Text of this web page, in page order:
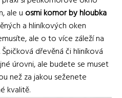
ale u osmi komor by hloubka
a hliníkových oken
ale o to více záleží na
dřevěná či hliníková
úrovni, ale budete se muset
než za jakou seženete
kvalitě.